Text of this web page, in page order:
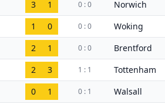
3 1 0 : 0 Norwich
1 0 0 : 0 Woking
2 1 0 : 0 Brentford
2 3 1 : 1 Tottenham
0 1 0 : 1 Walsall